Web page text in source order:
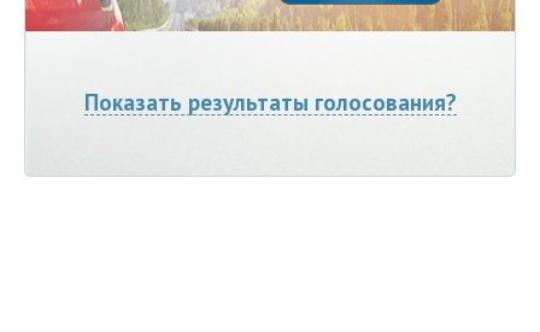
Показать результаты голосования?